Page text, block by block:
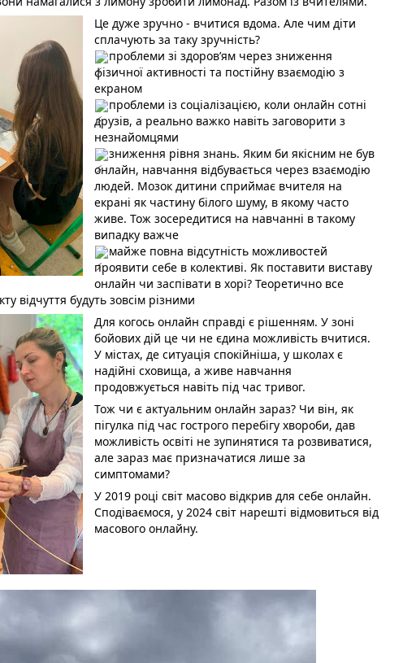
Це дуже зручно - вчитися вдома. Але чим діти
сплачують за таку зручність?
проблеми зі здоров’ям через зниження
фізичної активності та постійну взаємодію з
екраном
проблеми із соціалізацією, коли онлайн сотні
друзів, а реально важко навіть заговорити з
незнайомцями
зниження рівня знань. Яким би якісним не був
онлайн, навчання відбувається через взаємодію
людей. Мозок дитини сприймає вчителя на
екрані як частину білого шуму, в якому часто
живе. Тож зосередитися на навчанні в такому
випадку важче
майже повна відсутність можливостей
проявити себе в колективі. Як поставити виставу
онлайн чи заспівати в хорі? Теоретично все
відчуття будуть зовсім різними
Для когось онлайн справді є рішенням. У зоні
бойових дій це чи не єдина можливість вчитися.
У містах, де ситуація спокійніша, у школах є
надійні сховища, а живе навчання
продовжується навіть під час тривог.
Тож чи є актуальним онлайн зараз? Чи він, як
пігулка під час гострого перебігу хвороби, дав
можливість освіті не зупинятися та розвиватися,
але зараз має призначатися лише за
симптомами?
У 2019 році світ масово відкрив для себе онлайн.
Сподіваємося, у 2024 світ нарешті відмовиться від
масового онлайну.